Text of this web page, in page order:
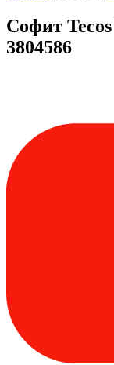
Софит
3804586